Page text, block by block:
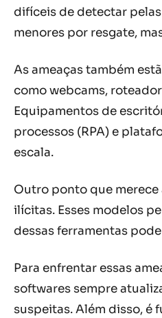
difíceis de detectar
menores por resgate,
As ameaças também
como webcams,
Equipamentos de
processos (RPA) e
escala.
Outro ponto que
ilícitas. Esses modelos
dessas ferramentas
Para enfrentar essas
softwares sempre
suspeitas. Além disso, é